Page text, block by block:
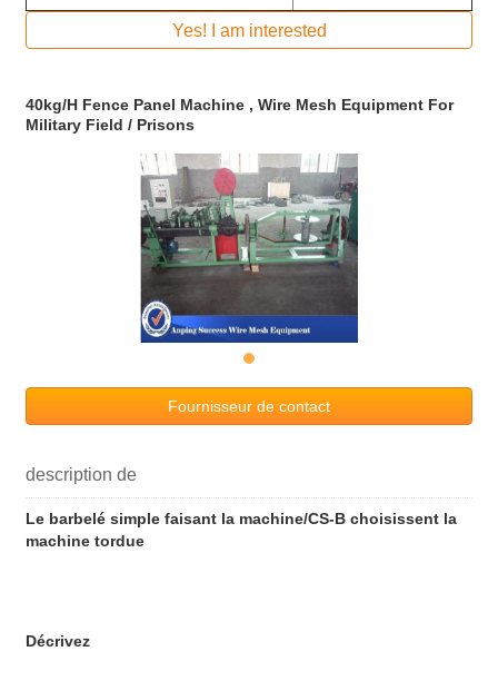
Yes! I am interested
40kg/H Fence Panel Machine , Wire Mesh Equipment For
Military Field / Prisons
Fournisseur de contact
description de
Le barbelé simple faisant la machine/CS-B choisissent la
machine tordue
Décrivez